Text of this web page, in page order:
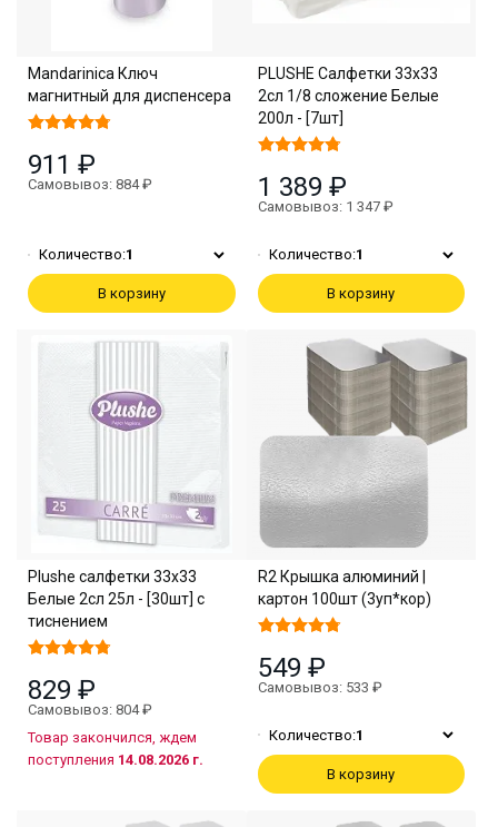
Mandarinica Ключ
магнитный для диспенсера
911 ₽
Самовывоз: 884 ₽
Количество:1
В корзину
PLUSHE Салфетки 33х33
2сл 1/8 сложение Белые
200л - [7шт]
1 389 ₽
Самовывоз: 1 347 ₽
Количество:1
В корзину
Plushe салфетки 33х33
Белые 2сл 25л - [30шт] с
тиснением
829 ₽
Самовывоз: 804 ₽
Товар закончился, ждем
поступления 14.08.2026 г.
R2 Крышка алюминий |
картон 100шт (3уп*кор)
549 ₽
Самовывоз: 533 ₽
Количество:1
В корзину